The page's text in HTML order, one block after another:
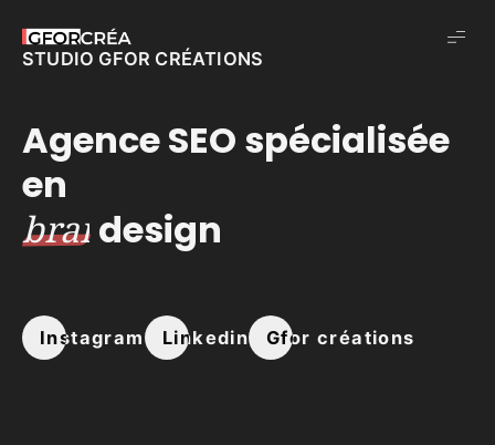
Studio
STUDIO GFOR CRÉATIONS
Agence SEO spécialisée
en
brandingdesign
Instagram Linkedin Gfor créations